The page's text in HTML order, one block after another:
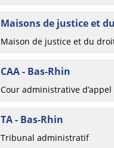
Maisons de justice et
Maison de justice et du
CAA - Bas-Rhin
Cour administrative d’appel
TA - Bas-Rhin
Tribunal administratif